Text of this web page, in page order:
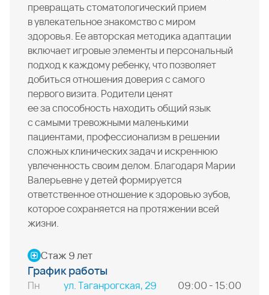
График работы
Пн ул. Таганрогская, 29 09:00 - 15:00
превращать стоматологический прием
в увлекательное знакомство с миром
здоровья. Ее авторская методика адаптации
включает игровые элементы и персональный
подход к каждому ребенку, что позволяет
добиться отношения доверия с самого
первого визита. Родители ценят
ее за способность находить общий язык
с самыми тревожными маленькими
пациентами, профессионализм в решении
сложных клинических задач и искреннюю
увлеченность своим делом. Благодаря Марии
Валерьевне у детей формируется
ответственное отношение к здоровью зубов,
которое сохраняется на протяжении всей
жизни.
Стаж 9 лет